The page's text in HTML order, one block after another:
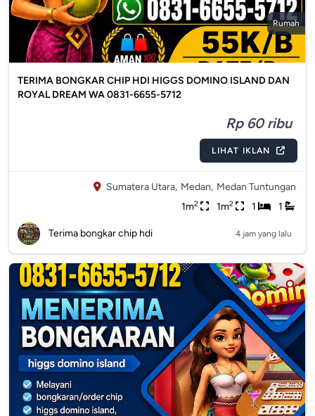
Rumah
TERIMA BONGKAR CHIP HDI HIGGS DOMINO ISLAND DAN
ROYAL DREAM WA 0831-6655-5712
Rp 60 ribu
LIHAT IKLAN
Sumatera Utara, Medan, Medan Tuntungan
1m2 1m2 1 1
Terima bongkar chip hdi 4 jam yang lalu